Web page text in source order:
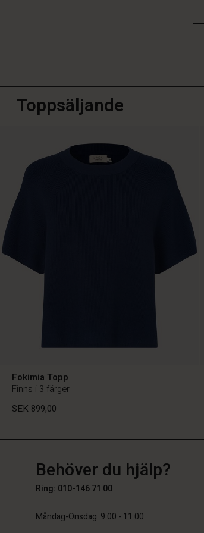
Toppsäljande
Fokimia Topp
Finns i 3 färger
SEK 899,00
SEK 899,00Behöver du hjälp?
Ring: 010-146 71 00
Måndag-Onsdag: 9.00 - 11.00